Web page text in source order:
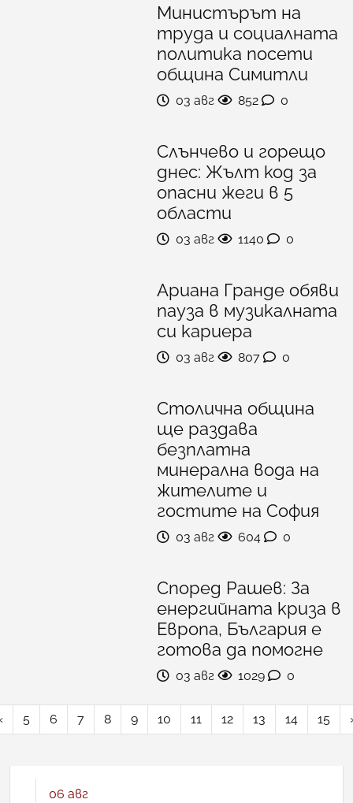
Министърът на
труда и социалната
политика посети
община Симитли
03 авг 852 0
Слънчево и горещо
днес: Жълт код за
опасни жеги в 5
области
03 авг 1140 0
Ариана Гранде обяви
пауза в музикалната
си кариера
03 авг 807 0
Столична община
ще раздава
безплатна
минерална вода на
жителите и
гостите на София
03 авг 604 0
Според Рашев: За
енергийната криза в
Европа, България е
готова да помогне
03 авг 1029 0
5 6 7 8 9 10 11 12 13 14 15
06 авг